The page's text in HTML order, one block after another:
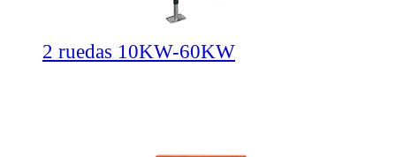
2 ruedas 10KW-60KW